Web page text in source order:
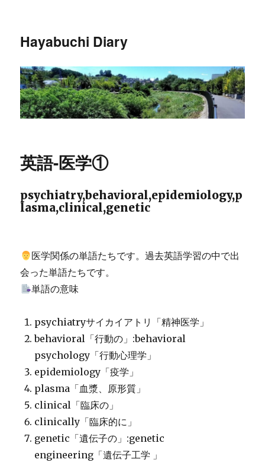
Hayabuchi Diary
英語-医学①
psychiatry,behavioral,epidemiology,p
lasma,clinical,genetic
医学関係の単語たちです。過去英語学習の中で出
会った単語たちです。
単語の意味
psychiatryサイカイアトリ「精神医学」
behavioral「行動の」:behavioral
psychology「行動心理学」
epidemiology「疫学」
plasma「血漿、原形質」
clinical「臨床の」
clinically「臨床的に」
genetic「遺伝子の」:genetic
engineering「遺伝子工学 」